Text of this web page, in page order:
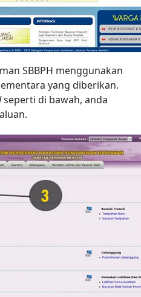
SBBPH menggunakan
yang diberikan.
seperti di bawah, anda